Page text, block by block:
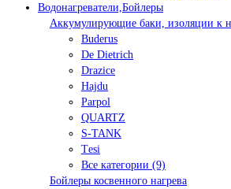
Водонагреватели,Бойлеры
Аккумулирующие баки, изоляции к
Buderus
De Dietrich
Drazice
Hajdu
Parpol
QUARTZ
S-TANK
Tеsi
Все категории (9)
Бойлеры косвенного нагрева